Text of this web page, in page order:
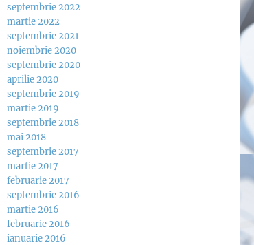
septembrie 2022
martie 2022
septembrie 2021
noiembrie 2020
septembrie 2020
aprilie 2020
septembrie 2019
martie 2019
septembrie 2018
mai 2018
septembrie 2017
martie 2017
februarie 2017
septembrie 2016
martie 2016
februarie 2016
ianuarie 2016